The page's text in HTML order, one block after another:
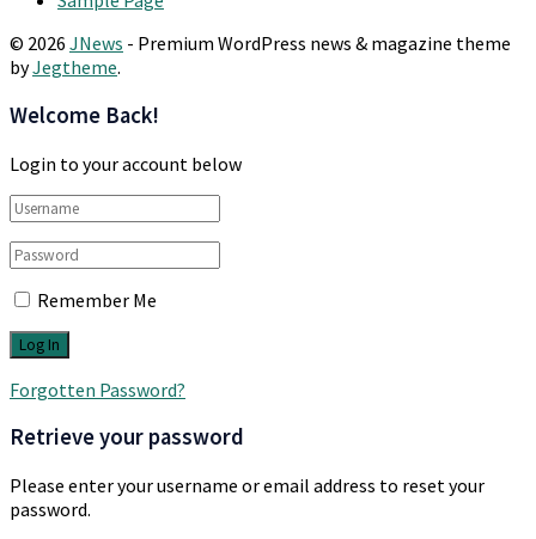
© 2026 JNews - Premium WordPress news & magazine theme
byJegtheme.
Welcome Back!
Login to your account below
Remember Me
Forgotten Password?
Retrieve your password
Please enter your username or email address to reset your
password.